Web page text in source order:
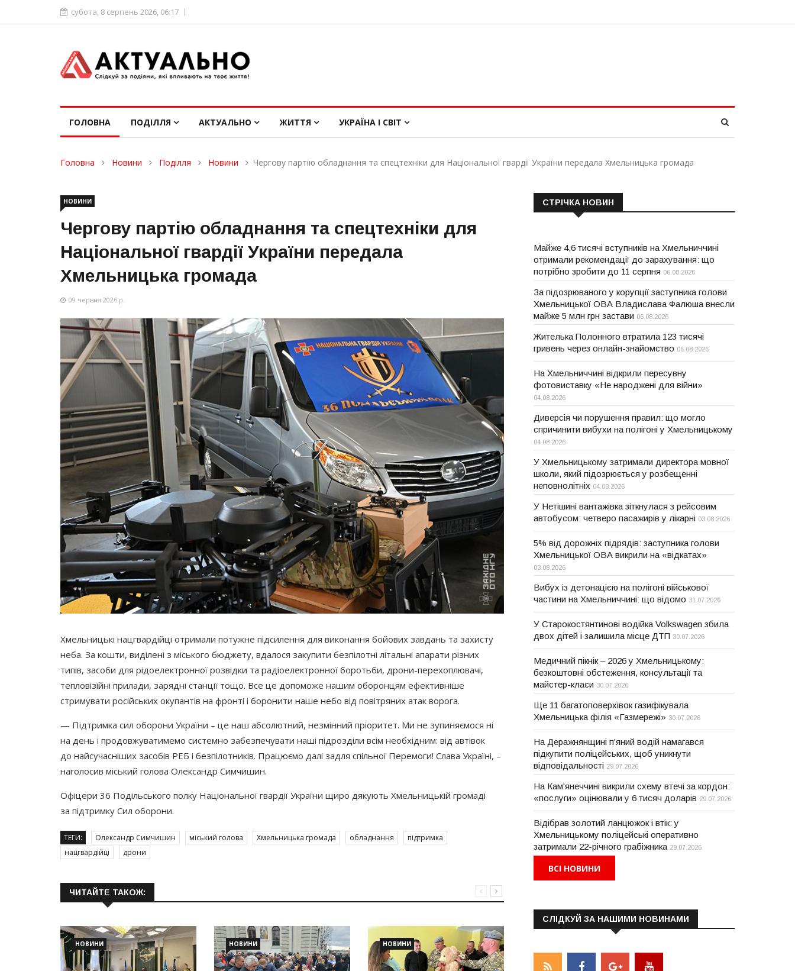
субота, 8 серпень 2026, 06:17
ГОЛОВНА ПОДІЛЛЯ АКТУАЛЬНО ЖИТТЯ УКРАЇНА І СВІТ
Головна Новини Поділля Новини Чергову партію обладнання та спецтехніки для Національної гвардії України передала Хмельницька громада
НОВИНИ
Чергову партію обладнання та спецтехніки для
Національної гвардії України передала
Хмельницька громада
09 червня 2026 р.
Хмельницькі нацгвардійці отримали потужне підсилення для виконання бойових завдань та захисту
неба. За кошти, виділені з міського бюджету, вдалося закупити безпілотні літальні апарати різних
типів, засоби для рідоелектронної розвідки та радіоелектронної боротьби, дрони-перехоплювачі,
тепловізійні прилади, зарядні станції тощо. Все це допоможе нашим оборонцям ефективніше
стримувати російських окупантів на фронті і боронити наше небо від повітряних атак ворога.
— Підтримка сил оборони України – це наш абсолютний, незмінний пріоритет. Ми не зупиняємося ні
на день і продовжуватимемо системно забезпечувати наші підрозділи всім необхідним: від автівок
до найсучасніших засобів РЕБ і безпілотників. Працюємо далі задля спільної Перемоги! Слава Україні, –
наголосив міський голова Олександр Симчишин.
Офіцери 36 Подільського полку Національної гвардії України щиро дякують Хмельницькій громаді
за підтримку Сил оборони.
ТЕГИ: Олександр Симчишин міський голова Хмельницька громада обладнання
підтримка
нацгвардійці
дрони
ЧИТАЙТЕ ТАКОЖ:
НОВИНИ НОВИНИ НОВИНИ
СТРІЧКА НОВИН
Майже 4,6 тисячі вступників на Хмельниччині
отримали рекомендації до зарахування: що
потрібно зробити до 11 серпня 06.08.2026
За підозрюваного у корупції заступника голови
Хмельницької ОВА Владислава Фалюша внесли
майже 5 млн грн застави 06.08.2026
Жителька Полонного втратила 123 тисячі
гривень через онлайн-знайомство 06.08.2026
На Хмельниччині відкрили пересувну
фотовиставку «Не народжені для війни»
04.08.2026
Диверсія чи порушення правил: що могло
спричинити вибухи на полігоні у Хмельницькому
04.08.2026
У Хмельницькому затримали директора мовної
школи, який підозрюється у розбещенні
неповнолітніх 04.08.2026
У Нетішині вантажівка зіткнулася з рейсовим
автобусом: четверо пасажирів у лікарні 03.08.2026
5% від дорожніх підрядів: заступника голови
Хмельницької ОВА викрили на «відкатах»
03.08.2026
Вибух із детонацією на полігоні військової
частини на Хмельниччині: що відомо 31.07.2026
У Старокостянтинові водійка Volkswagen збила
двох дітей і залишила місце ДТП 30.07.2026
Медичний пікнік – 2026 у Хмельницькому:
безкоштовні обстеження, консультації та
майстер-класи 30.07.2026
Ще 11 багатоповерхівок газифікувала
Хмельницька філія «Газмережі» 30.07.2026
На Деражнянщині п'яний водій намагався
підкупити поліцейських, щоб уникнути
відповідальності 29.07.2026
На Кам'янеччині викрили схему втечі за кордон:
«послуги» оцінювали у 6 тисяч доларів 29.07.2026
Відібрав золотий ланцюжок і втік: у
Хмельницькому поліцейські оперативно
затримали 22-річного грабіжника 29.07.2026
ВСІ НОВИНИ
СЛІДКУЙ ЗА НАШИМИ НОВИНАМИ